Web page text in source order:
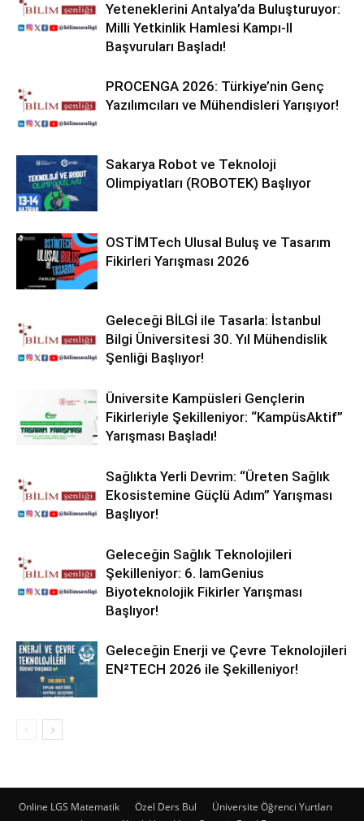
Yeteneklerini Antalya’da Buluşturuyor:
Milli Yetkinlik Hamlesi Kampı-II
Başvuruları Başladı!
PROCENGA 2026: Türkiye’nin Genç
Yazılımcıları ve Mühendisleri Yarışıyor!
Sakarya Robot ve Teknoloji
Olimpiyatları (ROBOTEK) Başlıyor
OSTİMTech Ulusal Buluş ve Tasarım
Fikirleri Yarışması 2026
Geleceği BİLGİ ile Tasarla: İstanbul
Bilgi Üniversitesi 30. Yıl Mühendislik
Şenliği Başlıyor!
Üniversite Kampüsleri Gençlerin
Fikirleriyle Şekilleniyor: “KampüsAktif”
Yarışması Başladı!
Sağlıkta Yerli Devrim: “Üreten Sağlık
Ekosistemine Güçlü Adım” Yarışması
Başlıyor!
Geleceğin Sağlık Teknolojileri
Şekilleniyor: 6. IamGenius
Biyoteknolojik Fikirler Yarışması
Başlıyor!
Geleceğin Enerji ve Çevre Teknolojileri
EN²TECH 2026 ile Şekilleniyor!
Online LGS Matematik Özel Ders Bul
Üniversite Öğrenci Yurtları